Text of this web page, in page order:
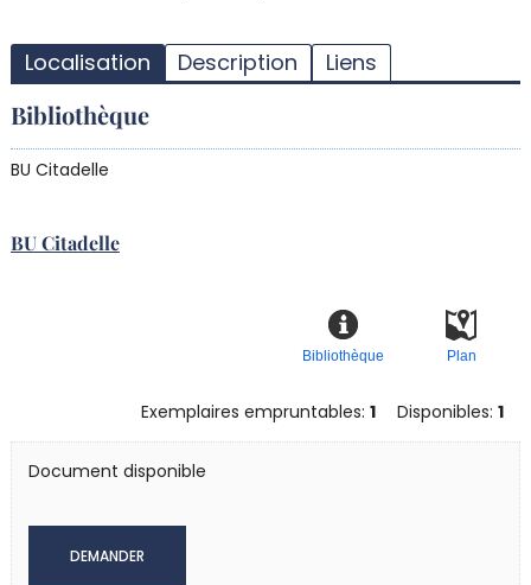
Localisation Description Liens
Bibliothèque
BU Citadelle
BU Citadelle
Plan
Bibliothèque
Exemplaires empruntables:1 Disponibles:1
Document disponible
DEMANDER